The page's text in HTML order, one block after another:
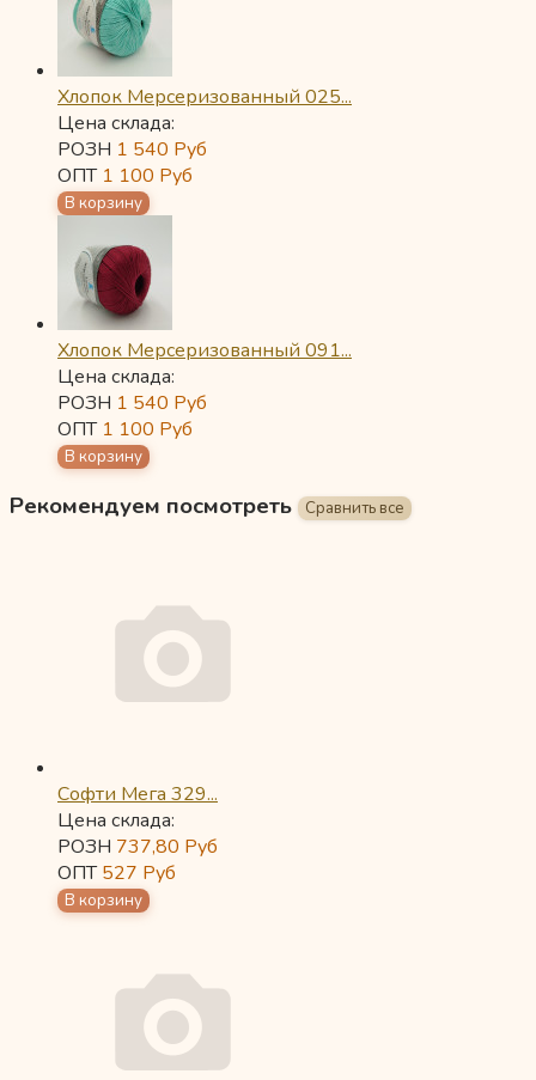
Хлопок Мерсеризованный 025...
Цена склада:
РОЗН 1 540 Руб
ОПТ 1 100 Руб
Хлопок Мерсеризованный 091...
Цена склада:
РОЗН 1 540 Руб
ОПТ 1 100 Руб
Рекомендуем посмотреть
Софти Мега 329...
Цена склада:
РОЗН 737,80 Руб
ОПТ527 Руб